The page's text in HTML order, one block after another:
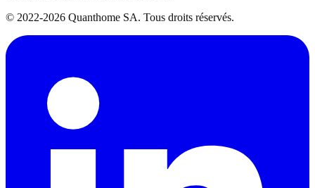
© 2022-2026 Quanthome SA. Tous droits réservés.